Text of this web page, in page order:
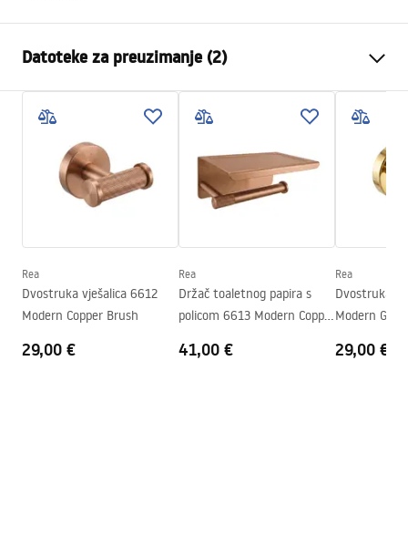
Materijal
Metal
Način montaže
Na vijke
Širina
175
50mm
Dubina
80 mm
Modern
Datoteke za preuzimanje (2)
Sigurnosne informacije
WARUNKI_BEZPIECZENSTWA_AKCESORIA_LAZIENKOWE.
pdf
Warranty_Terms_and_Conditions_Accessories_-_24.pdf
Rea
Dvostruka vješalica 6612
Modern Copper Brush
29,00 €
Rea
Držač toaletnog papira s
policom 6613 Modern Copper
41,00 €
Rea
Dvostruka
Modern Gold
29,00 €